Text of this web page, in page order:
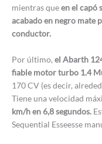
mientras queen el capó
acabado en negro mate
conductor.
Por último, el Abarth
fiable motor turbo 1.4
170 CV (es decir,
Tiene una velocidad
km/h en 6,8 segundos.
Sequential Esseesse